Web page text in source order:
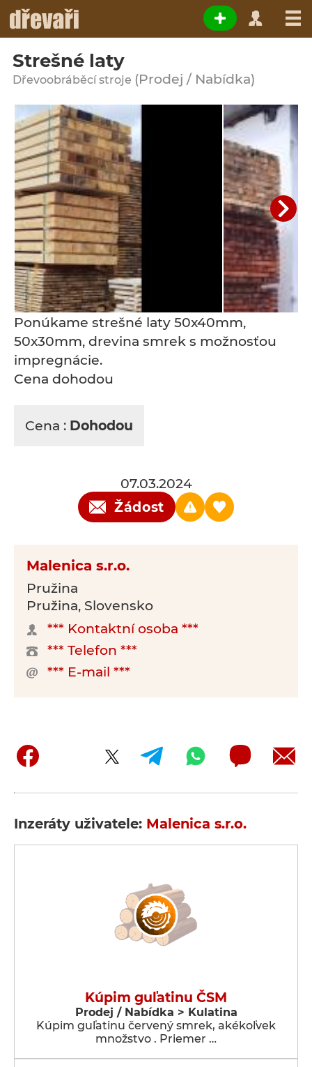
Strešné laty
Dřevoobráběcí stroje (Prodej / Nabídka)
Ponúkame strešné laty 50x40mm,
50x30mm, drevina smrek s možnosťou
impregnácie.
Cena dohodou
Cena : Dohodou
07.03.2024
Žádost
Malenica s.r.o.
Pružina
Pružina, Slovensko
*** Kontaktní osoba ***
*** Telefon ***
*** E-mail ***
Inzeráty uživatele: Malenica s.r.o.
Kúpim guľatinu ČSM
Prodej / Nabídka > Kulatina
Kúpim guľatinu červený smrek, akékoľvek
množstvo . Priemer …